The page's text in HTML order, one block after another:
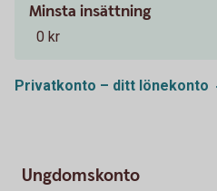
Minsta insättning
0 kr
Privatkonto – ditt lönekonto
Ungdomskonto